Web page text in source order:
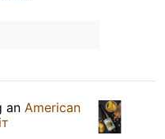
an American